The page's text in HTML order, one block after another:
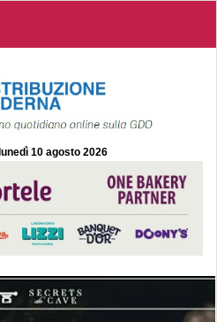
lunedì 10 agosto 2026